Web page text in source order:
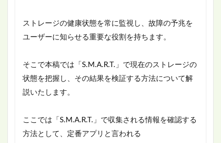
ストレージの健康状態を常に監視し、故障の予兆を
ユーザーに知らせる重要な役割を持ちます。
そこで本稿では「S.M.A.R.T.」で現在のストレージの
状態を把握し、その結果を検証する方法について解
説いたします。
ここでは「S.M.A.R.T.」で収集される情報を確認する
方法として、定番アプリと言われる